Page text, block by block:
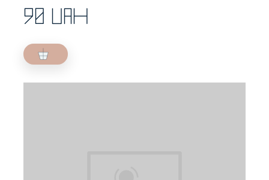
90 UAH